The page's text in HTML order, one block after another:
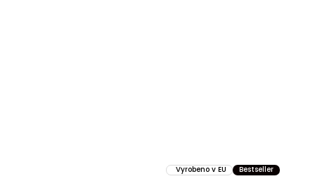
Vyrobeno v EU Bestseller